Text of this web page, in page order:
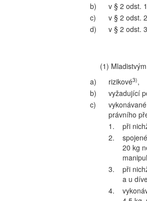
b)
v § 2 odst.
c)
v § 2 odst.
d)
v § 2 odst.
(1)
a)
rizikové3),
b)
vyžadující
c)
právního
1.
při
2.
20 kg
3.
při
a u
4.